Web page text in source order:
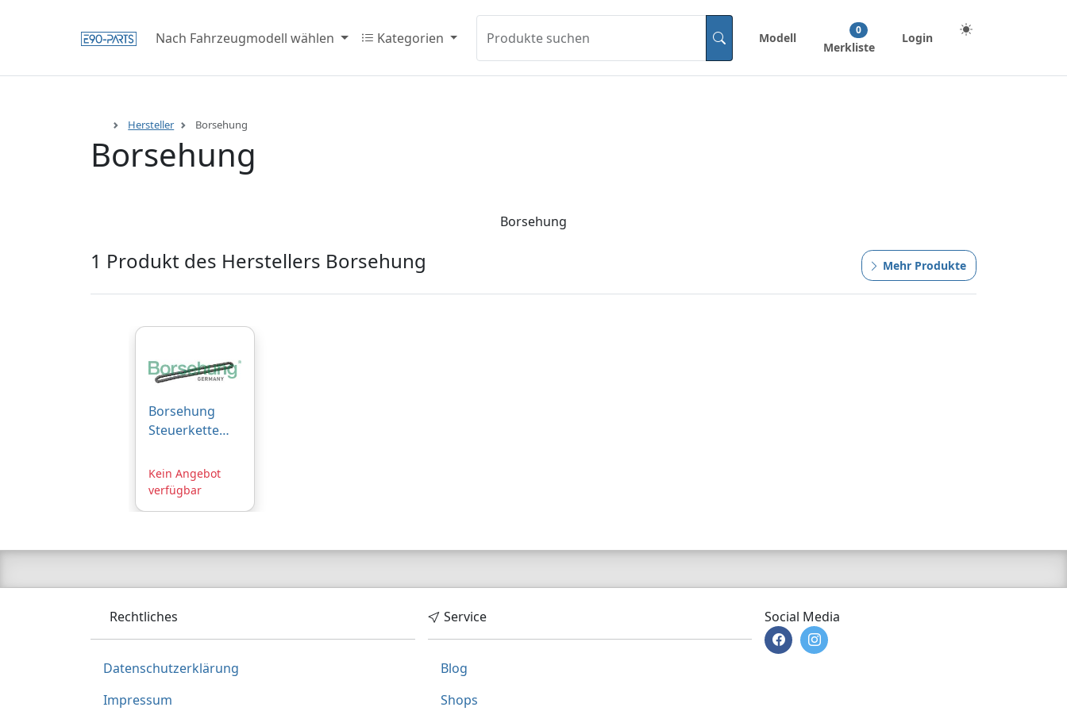
Modell
0
Merkliste
Login
Nach Fahrzeugmodell wählen Kategorien Produkte suchen
Hersteller Borsehung
Borsehung
Borsehung
1 Produkt des Herstellers Borsehung Mehr Produkte
Borsehung
Steuerkette
BMW
11317797897
Kein Angebot
verfügbar
Rechtliches
Datenschutzerklärung
Impressum
Service
Blog
Shops
Social Media